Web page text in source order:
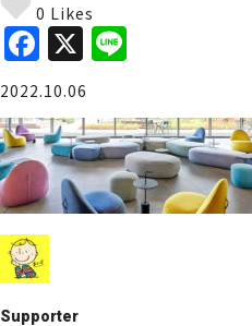
0 Likes
F
a
c
e
b
o
o
k
X
e
2022.10.06
Supporter